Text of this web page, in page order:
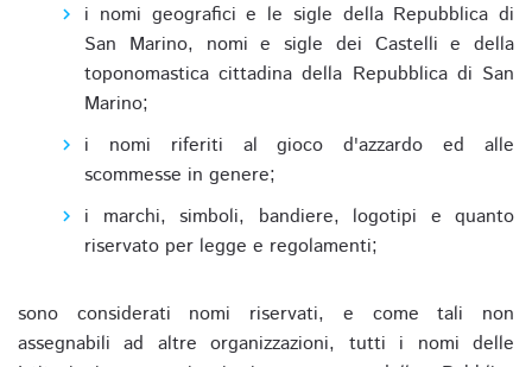
i nomi geografici e le sigle della Repubblica di
San Marino, nomi e sigle dei Castelli e della
toponomastica cittadina della Repubblica di San
Marino;
i nomi riferiti al gioco d'azzardo ed alle
scommesse in genere;
i marchi, simboli, bandiere, logotipi e quanto
riservato per legge e regolamenti;
sono considerati nomi riservati, e come tali non
assegnabili ad altre organizzazioni, tutti i nomi delle